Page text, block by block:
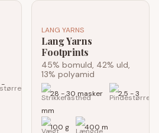
-
LANG YARNS
Lang Yarns
Footprints
45% bomuld, 42% uld,
13% polyamid
28 - 30 masker
2,5 - 3
mm
100 g
400 m